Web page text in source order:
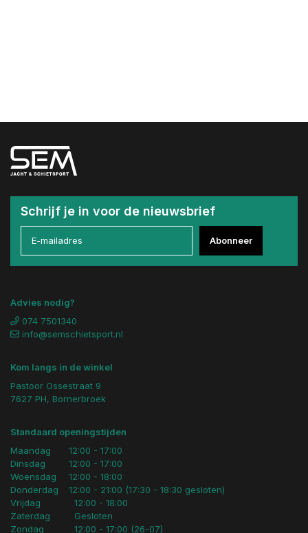
Schrijf je in voor de nieuwsbrief
Abonneer
Advies nodig?
074 7501340
info@semschietsport.nl
Kom langs in de winkel
Pastoor Ossestraat 9
7627 PH, Bornerbroek
Standaard openingstijden
Maandag
Dinsdag
Woensdag
Donderdag
12:00 - 17:00
12:00 - 17:00
12:00 - 18:00
12:00 - 21:00 (17:30 - 18:30 gesloten)
Vrijdag
Zaterdag
Zondag
12:00 - 18:00
Gesloten
12:00 - 17:00 (26-07)